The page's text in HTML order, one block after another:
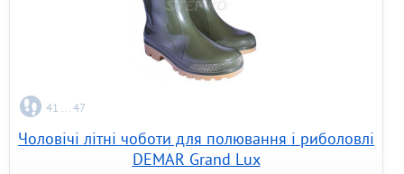
41 ... 47
Чоловічі літні чоботи для полювання і риболовлі
DEMAR Grand Lux